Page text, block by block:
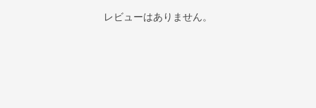
レビューはありません。